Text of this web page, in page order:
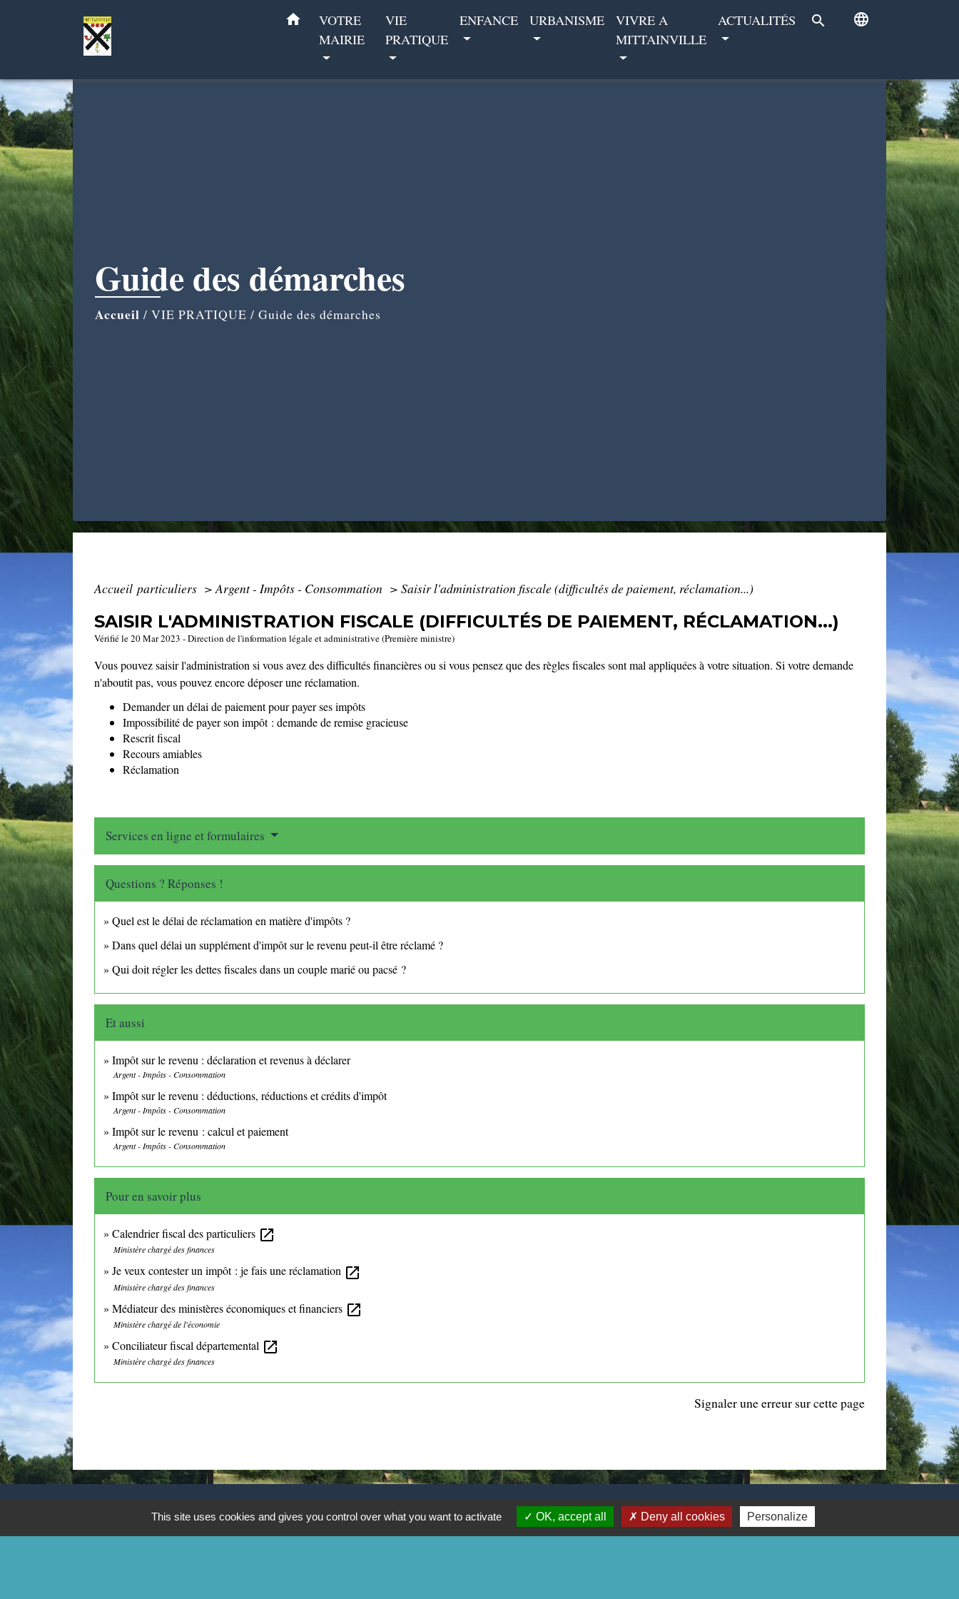
home
VOTRE
MAIRIE
VIE
PRATIQUE
ENFANCE URBANISME
VIVRE A
MITTAINVILLE
ACTUALITÉS search language
Guide des démarches
Accueil / VIE PRATIQUE / Guide des démarches
Accueil particuliers > Argent - Impôts - Consommation > Saisir l'administration fiscale (difficultés de paiement, réclamation...)
SAISIR L'ADMINISTRATION FISCALE (DIFFICULTÉS DE PAIEMENT, RÉCLAMATION...)
Vérifié le 20 Mar 2023 - Direction de l'information légale et administrative (Première ministre)
Vous pouvez saisir l'administration si vous avez des difficultés financières ou si vous pensez que des règles fiscales sont mal appliquées à votre situation. Si votre demande
n'aboutit pas, vous pouvez encore déposer une réclamation.
Demander un délai de paiement pour payer ses impôts
Impossibilité de payer son impôt : demande de remise gracieuse
Rescrit fiscal
Recours amiables
Réclamation
Services en ligne et formulaires
Questions ? Réponses !
Quel est le délai de réclamation en matière d'impôts ?
Dans quel délai un supplément d'impôt sur le revenu peut-il être réclamé ?
Qui doit régler les dettes fiscales dans un couple marié ou pacsé ?
Et aussi
Impôt sur le revenu : déclaration et revenus à déclarer
Argent - Impôts - Consommation
Impôt sur le revenu : déductions, réductions et crédits d'impôt
Argent - Impôts - Consommation
Impôt sur le revenu : calcul et paiement
Argent - Impôts - Consommation
Pour en savoir plus
Calendrier fiscal des particuliers open_in_new
Ministère chargé des finances
Je veux contester un impôt : je fais une réclamation open_in_new
Ministère chargé des finances
Médiateur des ministères économiques et financiers open_in_new
Ministère chargé de l'économie
Conciliateur fiscal départemental open_in_new
Ministère chargé des finances
Signaler une erreur sur cette page
CONTACTSThis site uses cookies and gives you control over what you want to activate OK, accept all Deny all cookies Personalize